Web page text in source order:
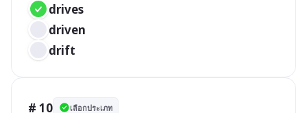
drives
driven
drift
# 10 เลือกประเภท